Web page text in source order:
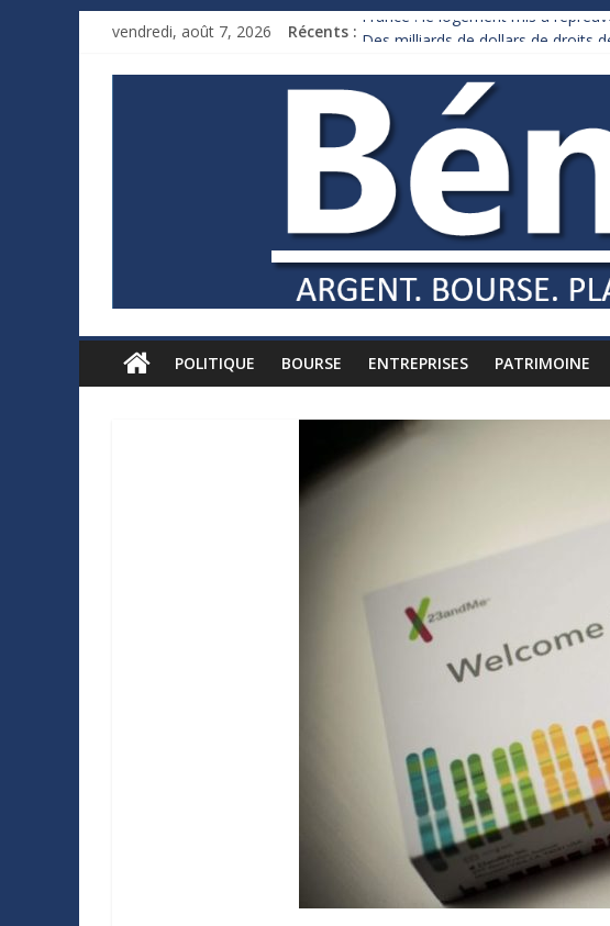
vendredi, août 7, 2026 Récents : France : le logement mis à
Royaume-Uni : Andy Burnham
Xavier Niel, le milliardaire qui ne
Ruée des fortunes russes vers
POLITIQUE BOURSE ENTREPRISES PATRIMOINE